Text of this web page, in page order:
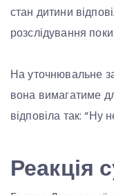
стан дитини
розслідування
На уточнювальне
вона вимагатиме
відповіла так: “Ну
Реакція